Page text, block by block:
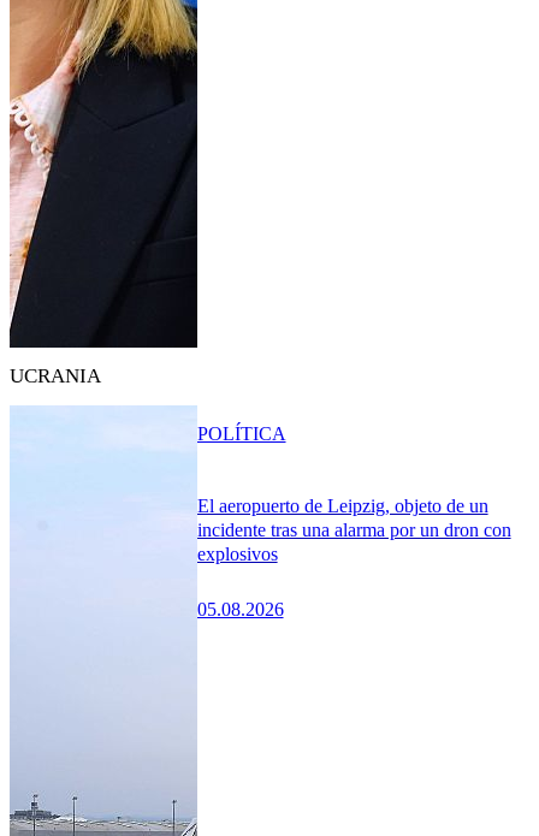
UCRANIA
El aeropuerto de Leipzig, objeto de un
incidente tras una alarma por un dron con
explosivos
05.08.2026
POLÍTICA